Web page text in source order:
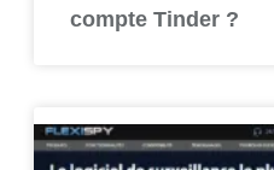
compte Tinder ?